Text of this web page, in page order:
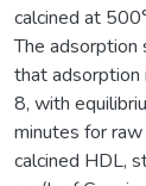
calcined at
The adsorption
that adsorption
8, with
minutes for
calcined HDL,